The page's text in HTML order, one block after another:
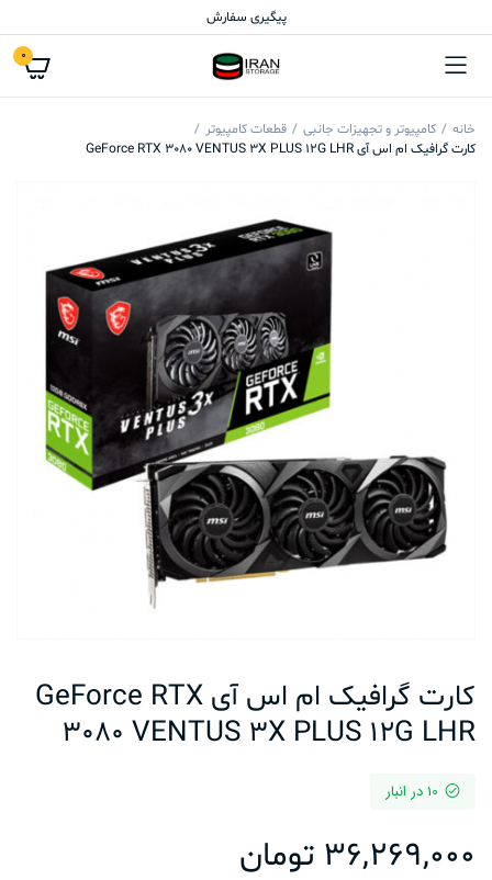
پیگیری سفارش
0
خانه کامپیوتر و تجهیزات جانبی
قطعات کامپیوتر
کارت گرافیک ام اس آی GeForce RTX 3080 VENTUS 3X PLUS 12G LHR
کارت گرافیک ام اس آی GeForce RTX
3080 VENTUS 3X PLUS 12G LHR
10 در انبار
36,269,000 تومان